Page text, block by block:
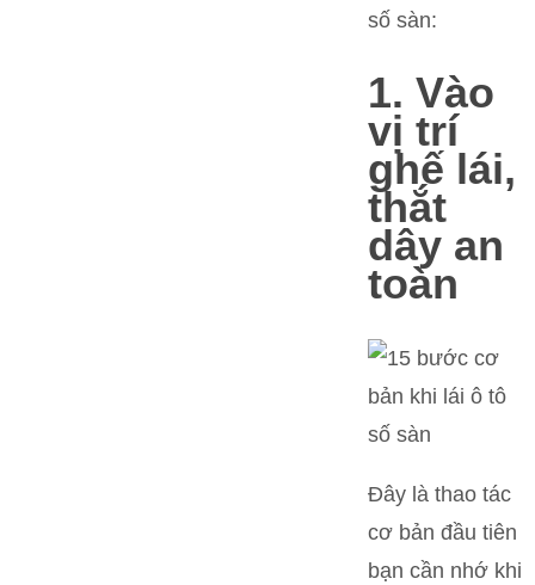
số sàn:
1. Vào
vị trí
ghế lái,
thắt
dây an
toàn
Đây là thao tác
cơ bản đầu tiên
bạn cần nhớ khi